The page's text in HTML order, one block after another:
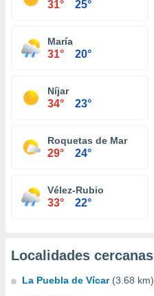
31° 25°
María
31° 20°
Níjar
34° 23°
Roquetas de Mar
29° 24°
Vélez-Rubio
33° 22°
Localidades cercanas
La Puebla de Vícar (3.68 km)